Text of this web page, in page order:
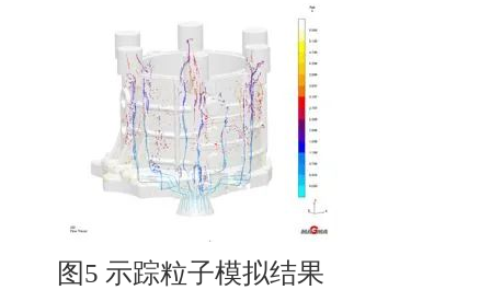
图5 示踪粒子模拟结果